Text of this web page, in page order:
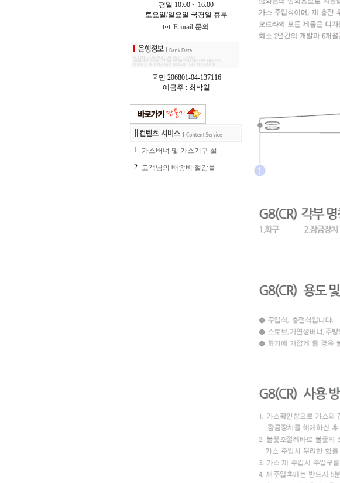
평일 10:00 ~ 16:00
토요일/일요일 국경일 휴무
E-mail 문의
국민 206801-04-137116
예금주 : 최박일
1 가스버너 및 가스기구 설
2 고객님의 배송비 절감을